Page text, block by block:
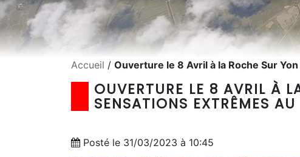
Accueil / Ouverture le 8 Avril à la Roche Sur
OUVERTURE LE 8 AVRIL À
SENSATIONS EXTRÊMES
Posté le 31/03/2023 à 10:45